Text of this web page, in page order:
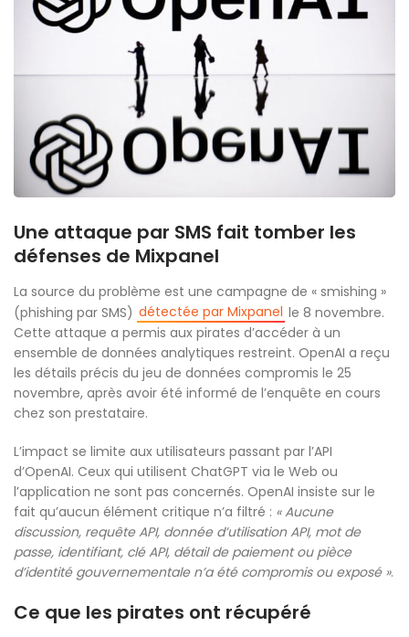
Une attaque par SMS fait tomber les
défenses de Mixpanel
La source du problème est une campagne de « smishing »
(phishing par SMS) détectée par Mixpanel le 8 novembre.
Cette attaque a permis aux pirates d’accéder à un
ensemble de données analytiques restreint. OpenAI a reçu
les détails précis du jeu de données compromis le 25
novembre, après avoir été informé de l’enquête en cours
chez son prestataire.
L’impact se limite aux utilisateurs passant par l’API
d’OpenAI. Ceux qui utilisent ChatGPT via le Web ou
l’application ne sont pas concernés. OpenAI insiste sur le
fait qu’aucun élément critique n’a filtré : « Aucune
discussion, requête API, donnée d’utilisation API, mot de
passe, identifiant, clé API, détail de paiement ou pièce
d’identité gouvernementale n’a été compromis ou exposé ».
Ce que les pirates ont récupéré